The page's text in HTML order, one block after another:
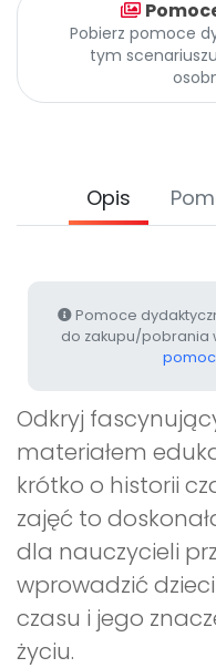
Pomoc
Promocje
Pobierz pomoce
tym
Opis
Pomoce
do zakupu/pobrania
Odkryj
materiałem
krótko o historii
zajęć to
dla nauczycieli
wprowadzić
czasu i jego
życiu.